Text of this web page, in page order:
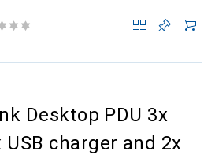
Desktop PDU 3x
charger and 2x